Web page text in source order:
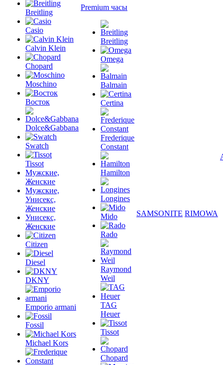
Breitling
Casio
Calvin Klein
Chopard
Moschino
Восток
Dolce&Gabbana
Swatch
Tissot
Мужские,
Женские
Мужские,
Унисекс,
Женские
Унисекс,
Женские
Citizen
Diesel
DKNY
Emporio armani
Fossil
Michael Kors
Premium часы
Breitling
Omega
Balmain
Certina
Frederique
Constant
Hamilton
Longines
Mido
Rado
Raymond
Weil
TAG
Heuer
Tissot
Chopard
SAMSONITE RIMOWA